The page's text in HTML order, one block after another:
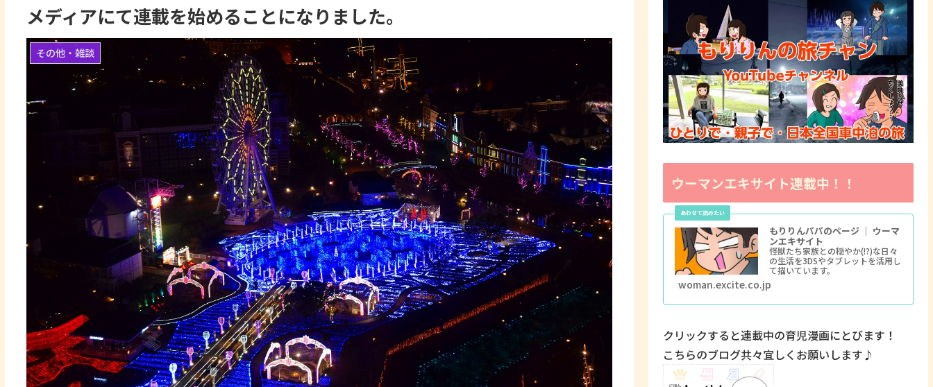
メディアにて連載を始めることになりました。
その他・雑談
ウーマンエキサイト連載中！！
もりりんパパのページ ｜ ウーマ
ンエキサイト
怪獣たち家族との穏やか(!?)な日々
の生活を3DSやタブレットを活用し
て描いています。
woman.excite.co.jp
クリックすると連載中の育児漫画にとびます！
こちらのブログ共々宜しくお願いします♪